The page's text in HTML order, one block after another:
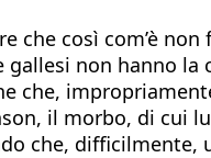
che così com’è
non hanno la
il morbo, di cui
che,